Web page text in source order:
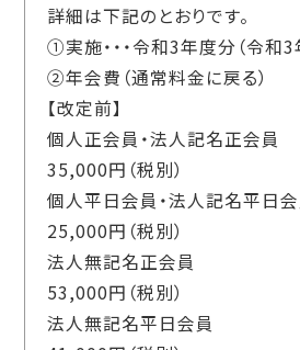
詳細は下記のとおりです。
①実施・・・令和3年度分（令和3
②年会費（通常料金に戻る）
【改定前】
個人正会員・法人記名正会員
35,000円（税別）
個人平日会員・法人記名平日会
25,000円（税別）
法人無記名正会員
53,000円（税別）
法人無記名平日会員